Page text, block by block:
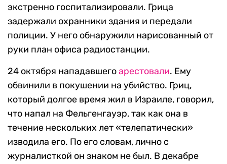
экстренно госпитализировали. Грица
задержали охранники здания и передали
полиции. У него обнаружили нарисованный от
руки план офиса радиостанции.
24 октября нападавшегоарестовали. Ему
обвинили в покушении на убийство. Гриц,
который долгое время жил в Израиле, говорил,
что напал на Фельгенгауэр, так как она в
течение нескольких лет «телепатически»
изводила его. По его словам, лично с
журналисткой он знаком не был. В декабре